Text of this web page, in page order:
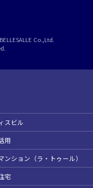
Co.,Ltd.
スビル
用
ンション（ラ・トゥール）
宅